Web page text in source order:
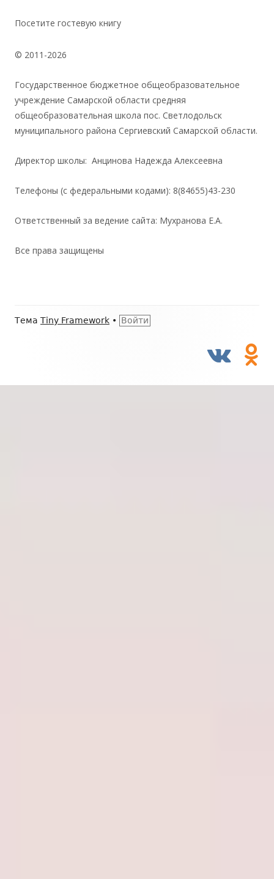
Посетите гостевую книгу
© 2011-2026
Государственное бюджетное общеобразовательное
учреждение Самарской области средняя
общеобразовательная школа пос. Светлодольск
муниципального района Сергиевский Самарской области.
Директор школы: Анцинова Надежда Алексеевна
Телефоны (с федеральными кодами): 8(84655)43-230
Ответственный за ведение сайта: Мухранова Е.А.
Все права защищены
Содержимое
Тема Tiny Framework • Войти
ссылок
vk.com